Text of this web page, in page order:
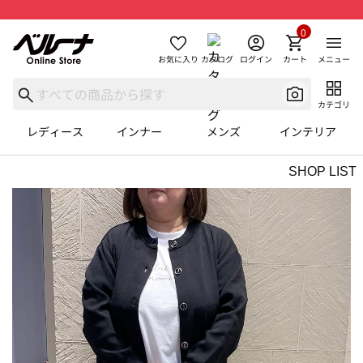
お気に入り カタログ ログイン カート
0
メニュー
カテゴリ
レディース インナー メンズ インテリア
SHOP LIST